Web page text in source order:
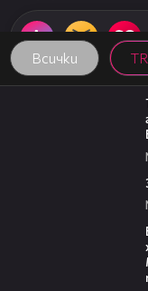
Всички
00:36